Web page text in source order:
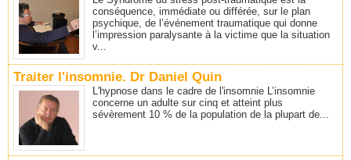
conséquence, immédiate ou différée, sur le plan
psychique, de l’événement traumatique qui donne
l’impression paralysante à la victime que la situation
v...
Traiter l'insomnie. Dr Daniel Quin
L'hypnose dans le cadre de l'insomnie L’insomnie
concerne un adulte sur cinq et atteint plus
sévèrement 10 % de la population de la plupart de...